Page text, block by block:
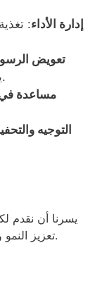
إدارة الأداء:
تعويض
يسعون للحصول على تعليم متقدم.
مساعدة في
التوجيه
يسرنا أن نقدم
تعزيز النمو والتطوير من خلال الإرشاد والدعم الشخصي.